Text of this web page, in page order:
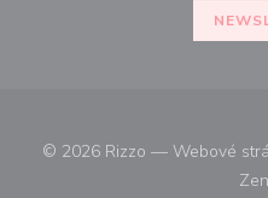
© 2026 Rizzo — Webové